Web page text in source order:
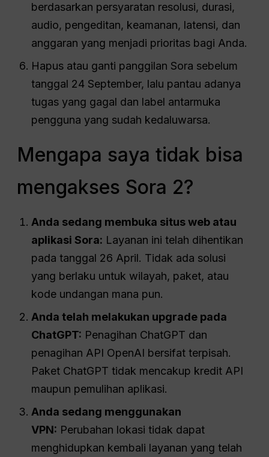
berdasarkan persyaratan resolusi, durasi,
audio, pengeditan, keamanan, latensi, dan
anggaran yang menjadi prioritas bagi Anda.
Hapus atau ganti panggilan Sora sebelum
tanggal 24 September, lalu pantau adanya
tugas yang gagal dan label antarmuka
pengguna yang sudah kedaluwarsa.
Mengapa saya tidak bisa
mengakses Sora 2?
Anda sedang membuka situs web atau
aplikasi Sora: Layanan ini telah dihentikan
pada tanggal 26 April. Tidak ada solusi
yang berlaku untuk wilayah, paket, atau
kode undangan mana pun.
Anda telah melakukan upgrade pada
ChatGPT: Penagihan ChatGPT dan
penagihan API OpenAI bersifat terpisah.
Paket ChatGPT tidak mencakup kredit API
maupun pemulihan aplikasi.
Anda sedang menggunakan
VPN: Perubahan lokasi tidak dapat
menghidupkan kembali layanan yang telah